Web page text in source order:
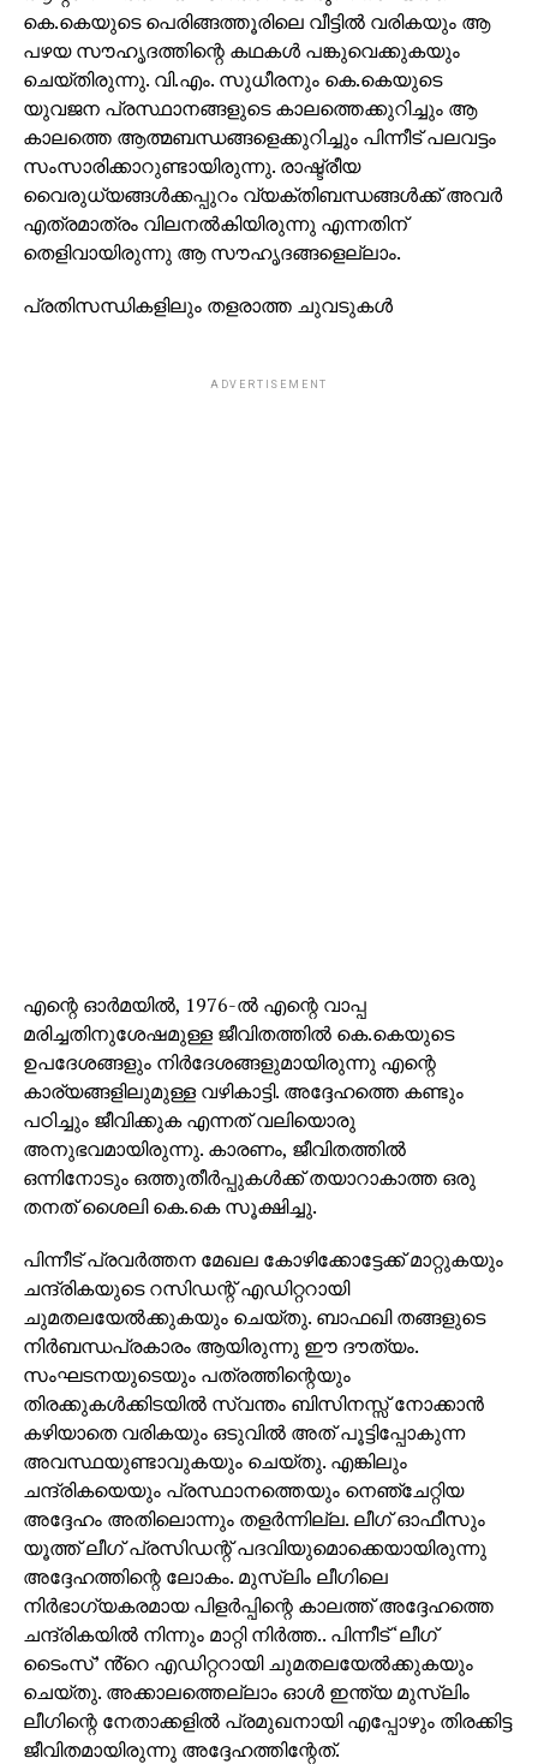
കെ.കെയുടെ പെരിങ്ങത്തൂരിലെ വീട്ടില്‍ വരികയും ആ
പഴയ സൗഹൃദത്തിന്റെ കഥകള്‍ പങ്കുവെക്കുകയും
ചെയ്തിരുന്നു. വി.എം. സുധീരനും കെ.കെയുടെ
യുവജന പ്രസ്ഥാനങ്ങളുടെ കാലത്തെക്കുറിച്ചും ആ
കാലത്തെ ആത്മബന്ധങ്ങളെക്കുറിച്ചും പിന്നീട് പലവട്ടം
സംസാരിക്കാറുണ്ടായിരുന്നു. രാഷ്ട്രീയ
വൈരുധ്യങ്ങള്‍ക്കപ്പുറം വ്യക്തിബന്ധങ്ങള്‍ക്ക് അവര്‍
എത്രമാത്രം വിലനല്‍കിയിരുന്നു എന്നതിന്
തെളിവായിരുന്നു ആ സൗഹൃദങ്ങളെല്ലാം.
പ്രതിസന്ധികളിലും തളരാത്ത ചുവടുകള്‍
ADVERTISEMENT
എന്റെ ഓര്‍മയില്‍, 1976-ല്‍ എന്റെ വാപ്പ
മരിച്ചതിനുശേഷമുള്ള ജീവിതത്തില്‍ കെ.കെയുടെ
ഉപദേശങ്ങളും നിര്‍ദേശങ്ങളുമായിരുന്നു എന്റെ
കാര്യങ്ങളിലുമുള്ള വഴികാട്ടി. അദ്ദേഹത്തെ കണ്ടും
പഠിച്ചും ജീവിക്കുക എന്നത് വലിയൊരു
അനുഭവമായിരുന്നു. കാരണം, ജീവിതത്തില്‍
ഒന്നിനോടും ഒത്തുതീര്‍പ്പുകള്‍ക്ക് തയാറാകാത്ത ഒരു
തനത് ശൈലി കെ.കെ സൂക്ഷിച്ചു.
പിന്നീട് പ്രവര്‍ത്തന മേഖല കോഴിക്കോട്ടേക്ക് മാറ്റുകയും
ചന്ദ്രികയുടെ റസിഡന്റ് എഡിറ്ററായി
ചുമതലയേല്‍ക്കുകയും ചെയ്തു. ബാഫഖി തങ്ങളുടെ
നിർബന്ധപ്രകാരം ആയിരുന്നു ഈ ദൗത്യം.
സംഘടനയുടെയും പത്രത്തിന്റെയും
തിരക്കുകള്‍ക്കിടയില്‍ സ്വന്തം ബിസിനസ്സ് നോക്കാന്‍
കഴിയാതെ വരികയും ഒടുവില്‍ അത് പൂട്ടിപ്പോകുന്ന
അവസ്ഥയുണ്ടാവുകയും ചെയ്തു. എങ്കിലും
ചന്ദ്രികയെയും പ്രസ്ഥാനത്തെയും നെഞ്ചേറ്റിയ
അദ്ദേഹം അതിലൊന്നും തളര്‍ന്നില്ല. ലീഗ് ഓഫീസും
യൂത്ത് ലീഗ് പ്രസിഡന്റ് പദവിയുമൊക്കെയായിരുന്നു
അദ്ദേഹത്തിന്റെ ലോകം. മുസ്ലിം ലീഗിലെ
നിര്‍ഭാഗ്യകരമായ പിളര്‍പ്പിന്റെ കാലത്ത് അദ്ദേഹത്തെ
ചന്ദ്രികയിൽ നിന്നും മാറ്റി നിർത്ത.. പിന്നീട് ‘ലീഗ്
ടൈംസ്’ ൻ്റെ എഡിറ്ററായി ചുമതലയേല്‍ക്കുകയും
ചെയ്തു. അക്കാലത്തെല്ലാം ഓള്‍ ഇന്ത്യ മുസ്ലിം
ലീഗിന്റെ നേതാക്കളില്‍ പ്രമുഖനായി എപ്പോഴും തിരക്കിട്ട
ജീവിതമായിരുന്നു അദ്ദേഹത്തിന്റേത്.